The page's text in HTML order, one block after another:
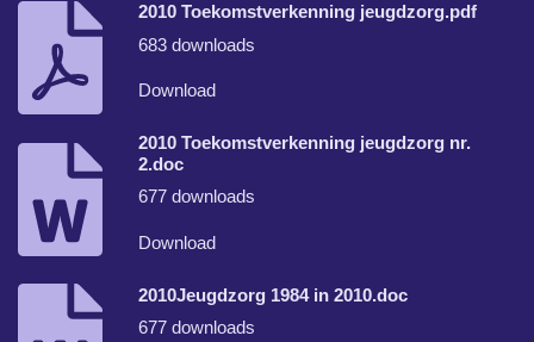
2010 Toekomstverkenning jeugdzorg.pdf
683 downloads
Download
2010 Toekomstverkenning jeugdzorg nr.
2.doc
677 downloads
Download
2010Jeugdzorg 1984 in 2010.doc
677 downloads